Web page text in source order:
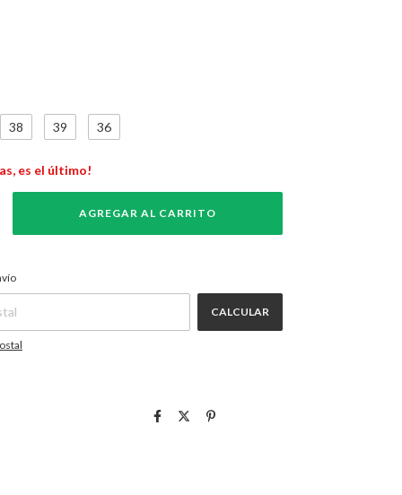
38 39 36
es el último!
CALCULAR